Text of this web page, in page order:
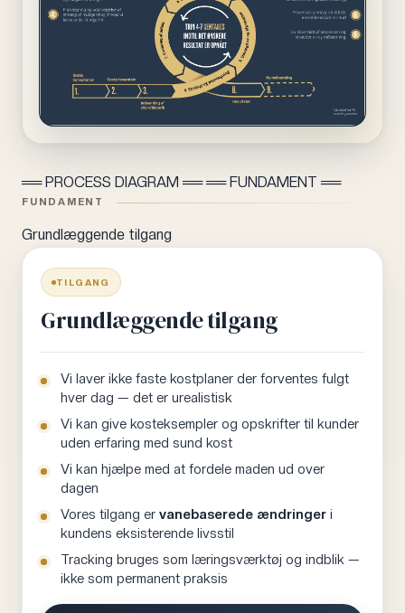
══ PROCESS DIAGRAM ══ ══ FUNDAMENT ══
FUNDAMENT
Grundlæggende tilgang
TILGANG
Grundlæggende tilgang
Vi laver ikke faste kostplaner der forventes fulgt
hver dag — det er urealistisk
Vi kan give kosteksempler og opskrifter til kunder
uden erfaring med sund kost
Vi kan hjælpe med at fordele maden ud over
dagen
Vores tilgang er vanebaserede ændringer i
kundens eksisterende livsstil
Tracking bruges som læringsværktøj og indblik —
ikke som permanent praksis